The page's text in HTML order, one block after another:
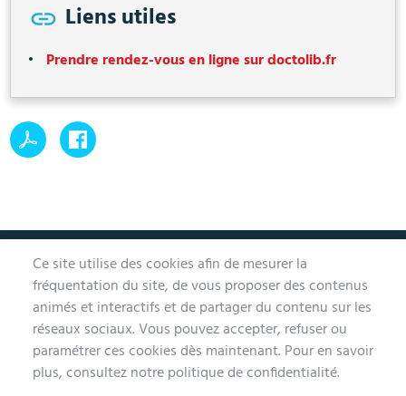
Liens utiles
Prendre rendez-vous en ligne sur doctolib.fr
Ce site utilise des cookies afin de mesurer la
fréquentation du site, de vous proposer des contenus
animés et interactifs et de partager du contenu sur les
réseaux sociaux. Vous pouvez accepter, refuser ou
paramétrer ces cookies dès maintenant. Pour en savoir
plus, consultez notre politique de confidentialité.
MAIRIE D'AUBERGENVILLE
1 avenue de la Division Leclerc
78410 Aubergenville
Tél. 01 30 90 45 00